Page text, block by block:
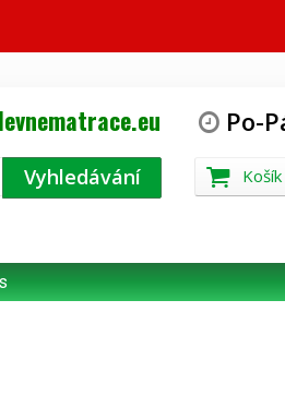
Po-
Vyhledávání Košík